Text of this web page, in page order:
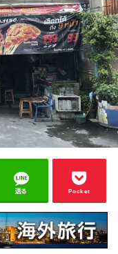
送る Pocket